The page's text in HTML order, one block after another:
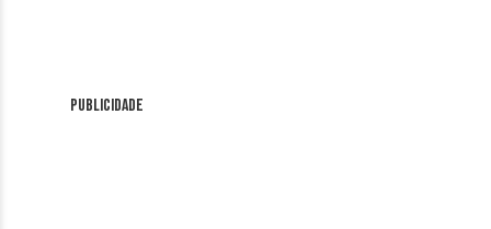
Publicidade